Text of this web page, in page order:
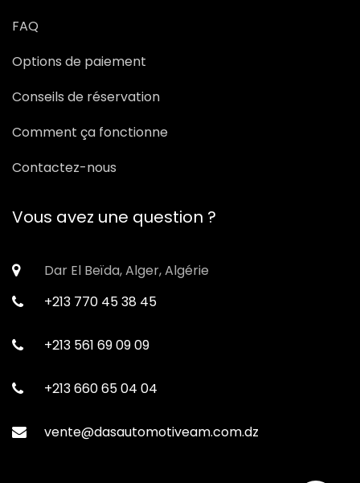
FAQ
Options de paiement
Conseils de réservation
Comment ça fonctionne
Contactez-nous
Vous avez une question ?
Dar El Beïda, Alger, Algérie
+213 770 45 38 45
+213 561 69 09 09
+213 660 65 04 04
vente@dasautomotiveam.com.dz